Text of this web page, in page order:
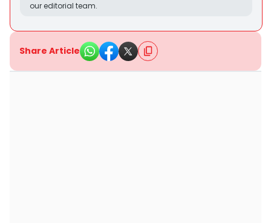
our editorial team.
Share Article